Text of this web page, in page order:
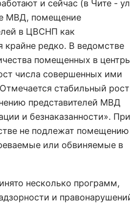
и сейчас (в Чите -
МВД, помещение
в ЦВСНП как
крайне редко. В ведомстве
помещенных в
числа совершенных ими
стабильный рост
представителей МВД
и безнаказанности». При
не подлежат
или обвиняемые в
несколько программ,
и